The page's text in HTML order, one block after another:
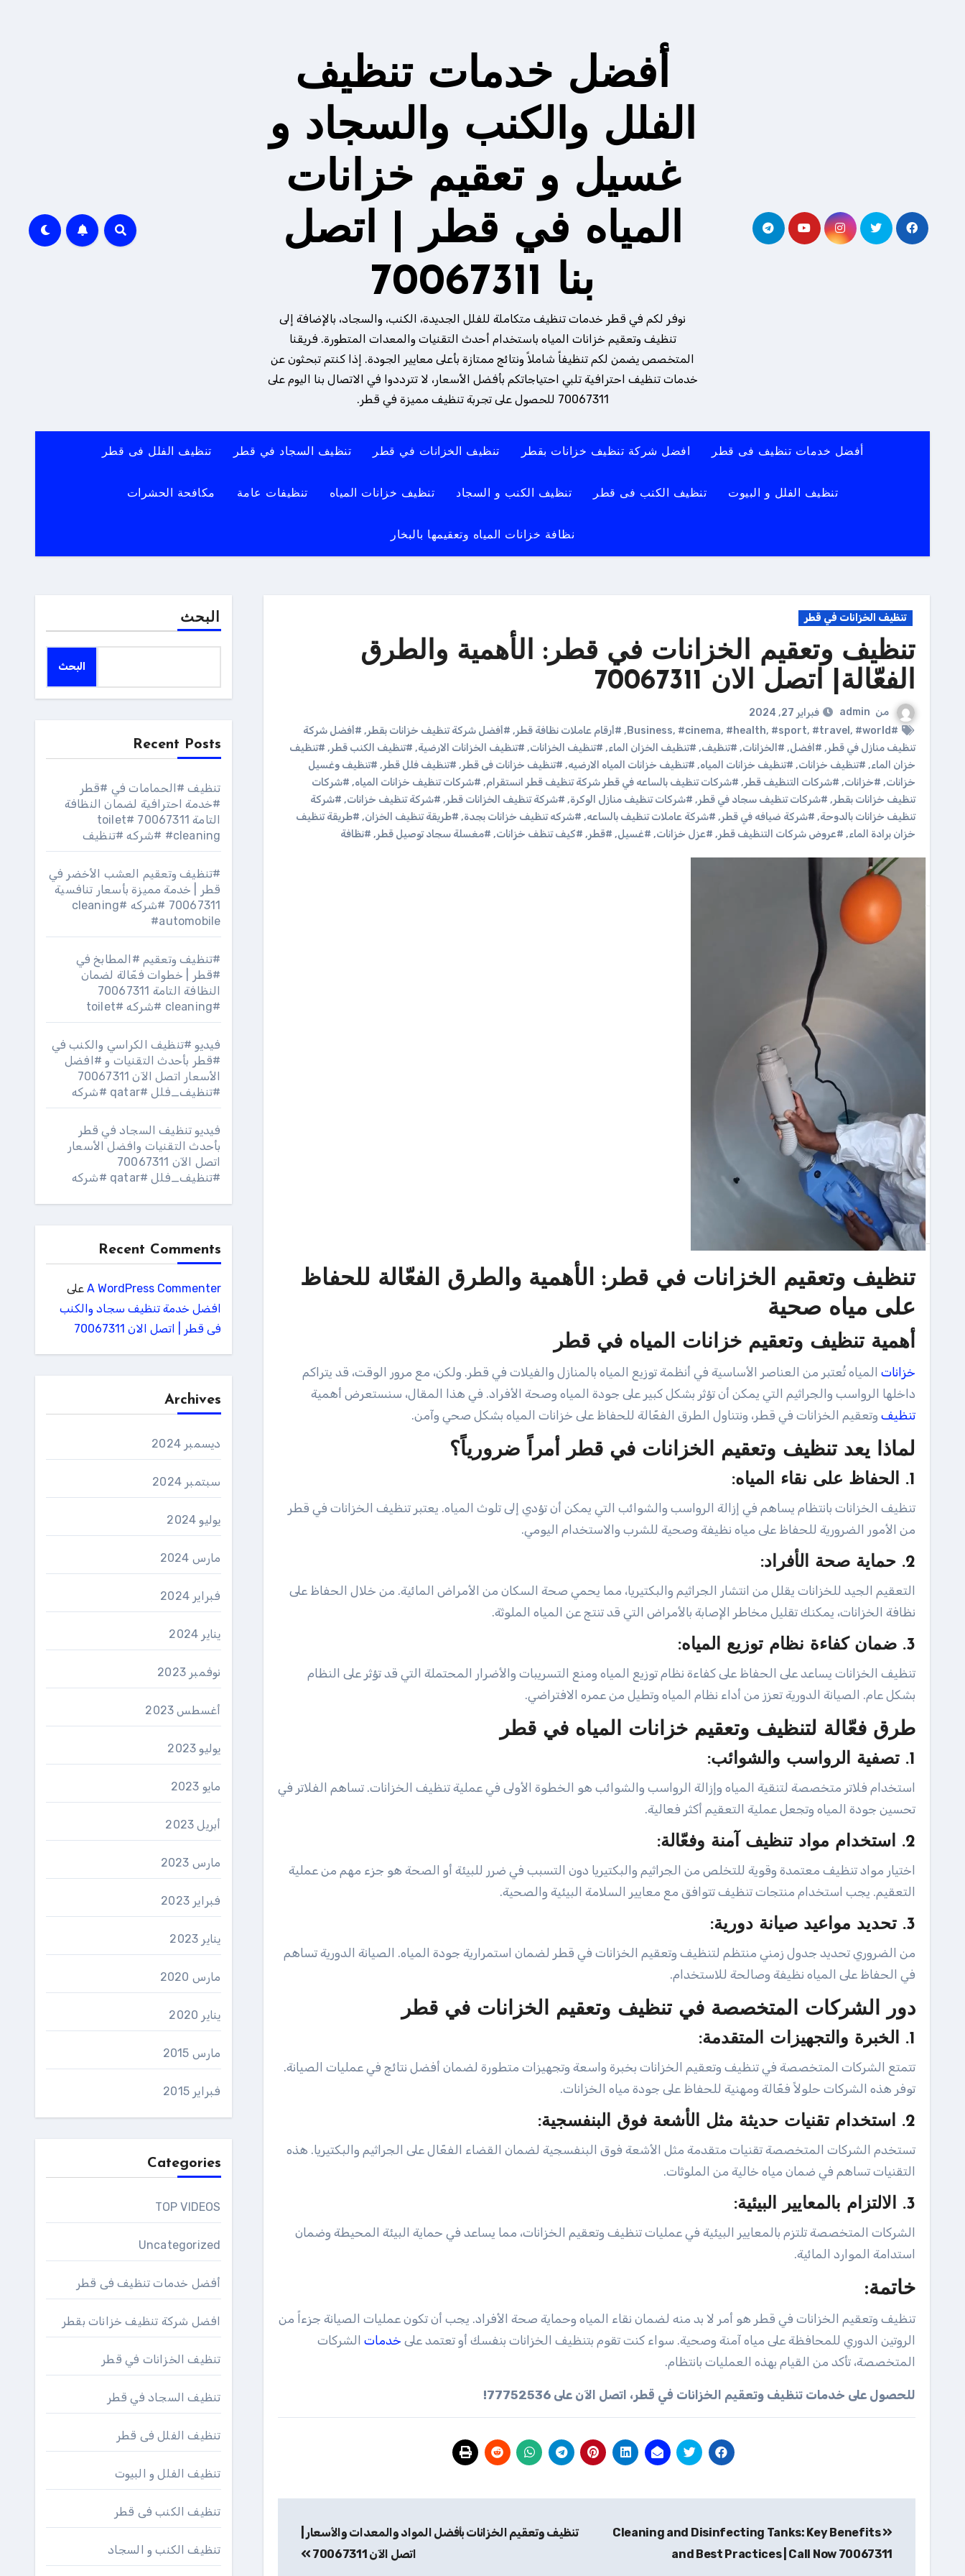
أفضل خدمات تنظيف
الفلل والكنب والسجاد و
غسيل و تعقيم خزانات
المياه في قطر | اتصل
بنا 70067311
نوفر لكم في قطر خدمات تنظيف متكاملة للفلل الجديدة، الكنب، والسجاد، بالإضافة إلى
تنظيف وتعقيم خزانات المياه باستخدام أحدث التقنيات والمعدات المتطورة. فريقنا
المتخصص يضمن لكم تنظيفاً شاملاً ونتائج ممتازة بأعلى معايير الجودة. إذا كنتم تبحثون عن
خدمات تنظيف احترافية تلبي احتياجاتكم بأفضل الأسعار، لا تترددوا في الاتصال بنا اليوم على
70067311 للحصول على تجربة تنظيف مميزة في قطر.
أفضل خدمات تنظيف فى قطر افضل شركة تنظيف خزانات بقطر تنظيف الخزانات في قطر تنظيف السجاد في قطر تنظيف الفلل فى قطر
تنظيف الفلل و البيوت تنظيف الكنب فى قطر تنظيف الكنب و السجاد تنظيف خزانات المياه تنظيفات عامة مكافحة الحشرات
نظافة خزانات المياه وتعقيمها بالبخار
تنظيف الخزانات في قطر
تنظيف وتعقيم الخزانات في قطر: الأهمية والطرق
الفعّالة| اتصل الان 70067311
من admin
فبراير 27, 2024
#Business
, #cinema, #health, #sport, #travel , #world
, #أرقام عاملات نظافة قطر, #أفضل شركة تنظيف خزانات بقطر, #أفضل شركة
تنظيف منازل في قطر, #افضل, #الخزانات, #تنظيف, #تنظيف الخزان الماء, #تنظيف الخزانات, #تنظيف الخزانات الارضية, #تنظيف الكنب قطر, #تنظيف
خزان الماء, #تنظيف خزانات, #تنظيف خزانات المياه, #تنظيف خزانات المياه الارضيه, #تنظيف خزانات فى قطر, #تنظيف فلل قطر, #تنظيف وغسيل
خزانات, #خزانات, #شركات التنظيف قطر, #شركات تنظيف بالساعه في قطر شركة تنظيف قطر انستقرام, #شركات تنظيف خزانات المياه, #شركات
تنظيف خزانات بقطر, #شركات تنظيف سجاد في قطر, #شركات تنظيف منازل الوكرة, #شركة تنظيف الخزانات قطر, #شركة تنظيف خزانات, #شركة
تنظيف خزانات بالدوحة, #شركة ضيافه في قطر, #شركة عاملات تنظيف بالساعه, #شركه تنظيف خزانات بجدة, #طريقة تنظيف الخزان, #طريقة تنظيف
خزان برادة الماء, #عروض شركات التنظيف قطر, #عزل خزانات, #غسيل, #قطر, #كيف تنظف خزانات, #مغسلة سجاد توصيل قطر, #نظافة
تنظيف وتعقيم الخزانات في قطر: الأهمية والطرق الفعّالة للحفاظ
على مياه صحية
أهمية تنظيف وتعقيم خزانات المياه في قطر
خزانات المياه تُعتبر من العناصر الأساسية في أنظمة توزيع المياه بالمنازل والفيلات في قطر. ولكن، مع مرور الوقت، قد يتراكم
داخلها الرواسب والجراثيم التي يمكن أن تؤثر بشكل كبير على جودة المياه وصحة الأفراد. في هذا المقال، سنستعرض أهمية
تنظيف وتعقيم الخزانات في قطر، ونتناول الطرق الفعّالة للحفاظ على خزانات المياه بشكل صحي وآمن.
لماذا يعد تنظيف وتعقيم الخزانات في قطر أمراً ضرورياً؟
1. الحفاظ على نقاء المياه:
تنظيف الخزانات بانتظام يساهم في إزالة الرواسب والشوائب التي يمكن أن تؤدي إلى تلوث المياه. يعتبر تنظيف الخزانات في قطر
من الأمور الضرورية للحفاظ على مياه نظيفة وصحية للشرب والاستخدام اليومي.
2. حماية صحة الأفراد:
التعقيم الجيد للخزانات يقلل من انتشار الجراثيم والبكتيريا، مما يحمي صحة السكان من الأمراض المائية. من خلال الحفاظ على
نظافة الخزانات، يمكنك تقليل مخاطر الإصابة بالأمراض التي قد تنتج عن المياه الملوثة.
3. ضمان كفاءة نظام توزيع المياه:
تنظيف الخزانات يساعد على الحفاظ على كفاءة نظام توزيع المياه ومنع التسريبات والأضرار المحتملة التي قد تؤثر على النظام
بشكل عام. الصيانة الدورية تعزز من أداء نظام المياه وتطيل من عمره الافتراضي.
طرق فعّالة لتنظيف وتعقيم خزانات المياه في قطر
1. تصفية الرواسب والشوائب:
استخدام فلاتر متخصصة لتنقية المياه وإزالة الرواسب والشوائب هو الخطوة الأولى في عملية تنظيف الخزانات. تساهم الفلاتر في
تحسين جودة المياه وتجعل عملية التعقيم أكثر فعالية.
2. استخدام مواد تنظيف آمنة وفعّالة:
اختيار مواد تنظيف معتمدة وقوية للتخلص من الجراثيم والبكتيريا دون التسبب في ضرر للبيئة أو الصحة هو جزء مهم من عملية
التعقيم. يجب استخدام منتجات تنظيف تتوافق مع معايير السلامة البيئية والصحية.
3. تحديد مواعيد صيانة دورية:
من الضروري تحديد جدول زمني منتظم لتنظيف وتعقيم الخزانات في قطر لضمان استمرارية جودة المياه. الصيانة الدورية تساهم
في الحفاظ على المياه نظيفة وصالحة للاستخدام.
دور الشركات المتخصصة في تنظيف وتعقيم الخزانات في قطر
1. الخبرة والتجهيزات المتقدمة:
تتمتع الشركات المتخصصة في تنظيف وتعقيم الخزانات بخبرة واسعة وتجهيزات متطورة لضمان أفضل نتائج في عمليات الصيانة.
توفر هذه الشركات حلولاً فعّالة ومهنية للحفاظ على جودة مياه الخزانات.
2. استخدام تقنيات حديثة مثل الأشعة فوق البنفسجية:
تستخدم الشركات المتخصصة تقنيات متقدمة مثل الأشعة فوق البنفسجية لضمان القضاء الفعّال على الجراثيم والبكتيريا. هذه
التقنيات تساهم في ضمان مياه خالية من الملوثات.
3. الالتزام بالمعايير البيئية:
الشركات المتخصصة تلتزم بالمعايير البيئية في عمليات تنظيف وتعقيم الخزانات، مما يساعد في حماية البيئة المحيطة وضمان
استدامة الموارد المائية.
خاتمة:
تنظيف وتعقيم الخزانات في قطر هو أمر لا بد منه لضمان نقاء المياه وحماية صحة الأفراد. يجب أن تكون عمليات الصيانة جزءاً من
الروتين الدوري للمحافظة على مياه آمنة وصحية. سواء كنت تقوم بتنظيف الخزانات بنفسك أو تعتمد على خدمات الشركات
المتخصصة، تأكد من القيام بهذه العمليات بانتظام.
للحصول على خدمات تنظيف وتعقيم الخزانات في قطر، اتصل الآن على 77752536!
المقالات
Cleaning and Disinfecting Tanks: Key Benefits
and Best Practices | Call Now 70067311
تنظيف وتعقيم الخزانات بأفضل المواد والمعدات والأسعار |
اتصل الآن 70067311
البحث
البحث
Recent Posts
تنظيف #الحمامات في #قطر
#خدمة احترافية لضمان النظافة
التامة 70067311 #toilet
#cleaning #شركه #تنظيف
#تنظيف وتعقيم العشب الأخضر في
قطر | خدمة مميزة بأسعار تنافسية
70067311 #شركه #cleaning
#automobile
#تنظيف وتعقيم #المطابخ في
#قطر | خطوات فعّالة لضمان
النظافة التامة 70067311
#cleaning #شركه #toilet
فيديو #تنظيف الكراسي والكنب في
#قطر بأحدث التقنيات و #افضل
الأسعار اتصل الآن 70067311
#تنظيف_فلل #qatar #شركه
فيديو تنظيف السجاد في قطر
بأحدث التقنيات وافضل الأسعار
اتصل الآن 70067311
#تنظيف_فلل #qatar #شركه
Recent Comments
A WordPress Commenter على
افضل خدمة تنظيف سجاد والكنب
فى قطر | اتصل الان 70067311
Archives
ديسمبر 2024
سبتمبر 2024
يوليو 2024
مارس 2024
فبراير 2024
يناير 2024
نوفمبر 2023
أغسطس 2023
يوليو 2023
مايو 2023
أبريل 2023
مارس 2023
فبراير 2023
يناير 2023
مارس 2020
يناير 2020
مارس 2015
فبراير 2015
Categories
TOP VIDEOS
Uncategorized
أفضل خدمات تنظيف فى قطر
افضل شركة تنظيف خزانات بقطر
تنظيف الخزانات في قطر
تنظيف السجاد في قطر
تنظيف الفلل فى قطر
تنظيف الفلل و البيوت
تنظيف الكنب فى قطر
تنظيف الكنب و السجاد